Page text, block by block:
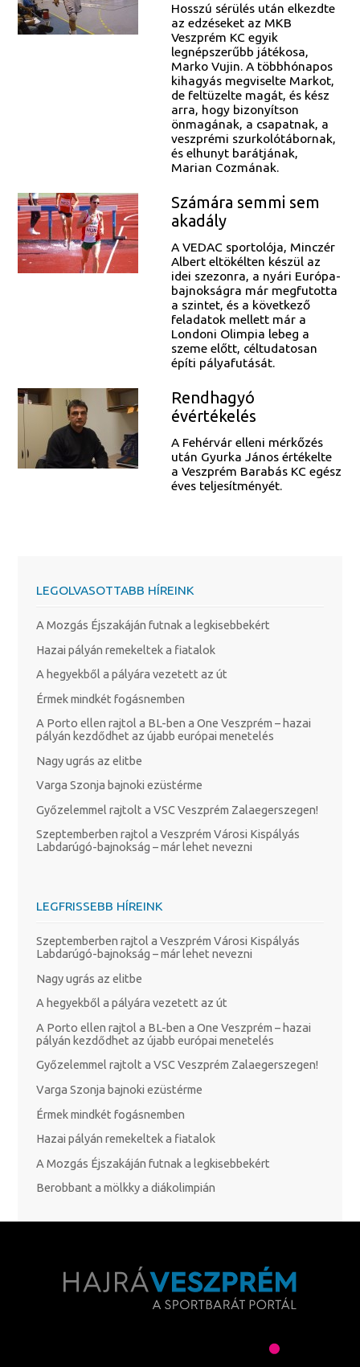
Hosszú sérülés után elkezdte
az edzéseket az MKB
Veszprém KC egyik
legnépszerűbb játékosa,
Marko Vujin. A többhónapos
kihagyás megviselte Markot,
de feltüzelte magát, és kész
arra, hogy bizonyítson
önmagának, a csapatnak, a
veszprémi szurkolótábornak,
és elhunyt barátjának,
Marian Cozmának.
Számára semmi sem
akadály
A VEDAC sportolója, Minczér
Albert eltökélten készül az
idei szezonra, a nyári Európa-
bajnokságra már megfutotta
a szintet, és a következő
feladatok mellett már a
Londoni Olimpia lebeg a
szeme előtt, céltudatosan
építi pályafutását.
Rendhagyó
évértékelés
A Fehérvár elleni mérkőzés
után Gyurka János értékelte
a Veszprém Barabás KC egész
éves teljesítményét.
LEGOLVASOTTABB HÍREINK
A Mozgás Éjszakáján futnak a legkisebbekért
Hazai pályán remekeltek a fiatalok
A hegyekből a pályára vezetett az út
Érmek mindkét fogásnemben
A Porto ellen rajtol a BL-ben a One Veszprém – hazai
pályán kezdődhet az újabb európai menetelés
Nagy ugrás az elitbe
Varga Szonja bajnoki ezüstérme
Győzelemmel rajtolt a VSC Veszprém Zalaegerszegen!
Szeptemberben rajtol a Veszprém Városi Kispályás
Labdarúgó-bajnokság – már lehet nevezni
LEGFRISSEBB HÍREINK
Szeptemberben rajtol a Veszprém Városi Kispályás
Labdarúgó-bajnokság – már lehet nevezni
Nagy ugrás az elitbe
A hegyekből a pályára vezetett az út
A Porto ellen rajtol a BL-ben a One Veszprém – hazai
pályán kezdődhet az újabb európai menetelés
Győzelemmel rajtolt a VSC Veszprém Zalaegerszegen!
Varga Szonja bajnoki ezüstérme
Érmek mindkét fogásnemben
Hazai pályán remekeltek a fiatalok
A Mozgás Éjszakáján futnak a legkisebbekért
Berobbant a mölkky a diákolimpián